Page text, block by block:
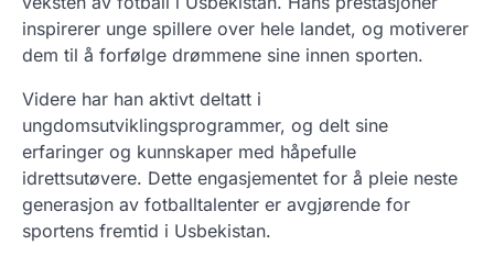
inspirerer unge spillere over hele landet, og motiverer
dem til å forfølge drømmene sine innen sporten.
Videre har han aktivt deltatt i
ungdomsutviklingsprogrammer, og delt sine
erfaringer og kunnskaper med håpefulle
idrettsutøvere. Dette engasjementet for å pleie neste
generasjon av fotballtalenter er avgjørende for
sportens fremtid i Usbekistan.